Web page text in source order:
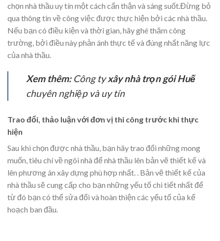
chọn nhà thầu uy tín một cách cẩn thận và sáng suốt.Đừng bỏ
qua thông tin về công việc được thực hiện bởi các nhà thầu.
Nếu bạn có điều kiện và thời gian, hãy ghé thăm công
trường, bởi điều này phản ánh thực tế và đúng nhất năng lực
của nhà thầu.
Xem thêm:Công tyxây nhà trọn gói Huế
chuyên nghiệp và uy tín
Trao đổi, thảo luận với đơn vị thi công trước khi thực
hiện
Sau khi chọn được nhà thầu, bạn hãy trao đổi những mong
muốn, tiêu chí về ngôi nhà để nhà thầu lên bản vẽ thiết kế và
lên phương án xây dựng phù hợp nhất. . Bản vẽ thiết kế của
nhà thầu sẽ cung cấp cho bạn những yếu tố chi tiết nhất để
từ đó bạn có thể sửa đổi và hoàn thiện các yếu tố của kế
hoạch ban đầu.